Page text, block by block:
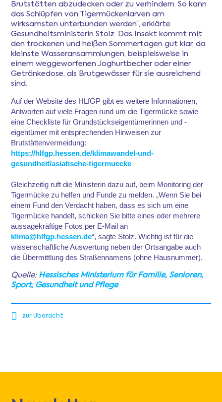
Brutstätten abzudecken oder zu verhindern. So kann
das Schlüpfen von Tigermückenlarven am
wirksamsten unterbunden werden“, erklärte
Gesundheitsministerin Stolz. Das Insekt kommt mit
den trockenen und heißen Sommertagen gut klar, da
kleinste Wasseransammlungen, beispielsweise in
einem weggeworfenen Joghurtbecher oder einer
Getränkedose, als Brutgewässer für sie ausreichend
sind.
Auf der Website des HLfGP gibt es weitere Informationen,
Antworten auf viele Fragen rund um die Tigermücke sowie
eine Checkliste für Grundstückseigentümerinnen und -
eigentümer mit entsprechenden Hinweisen zur
Brutstättenvermeidung:
https://hlfgp.hessen.de/klimawandel-und-
gesundheit/asiatische-tigermuecke
Gleichzeitig ruft die Ministerin dazu auf, beim Monitoring der
Tigermücke zu helfen und Funde zu melden. „Wenn Sie bei
einem Fund den Verdacht haben, dass es sich um eine
Tigermücke handelt, schicken Sie bitte eines oder mehrere
aussagekräftige Fotos per E-Mail an
klima@hlfgp.hessen.de“, sagte Stolz. Wichtig ist für die
wissenschaftliche Auswertung neben der Ortsangabe auch
die Übermittlung des Straßennamens (ohne Hausnummer).
Quelle: Hessisches Ministerium für Familie, Senioren,
Sport, Gesundheit und Pflege
zur Übersicht